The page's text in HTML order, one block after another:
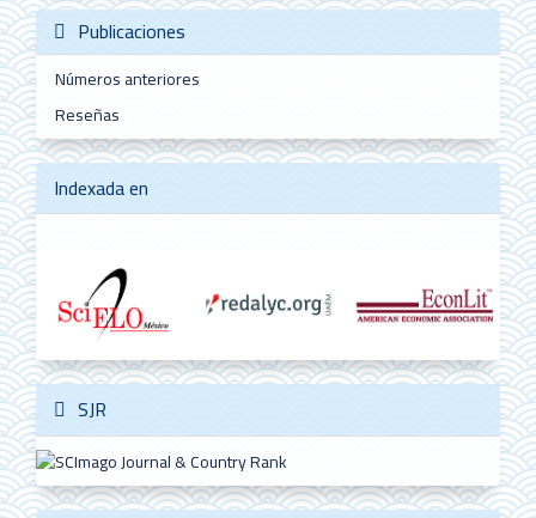
Publicaciones
Números anteriores
Reseñas
Indexada en
SJR